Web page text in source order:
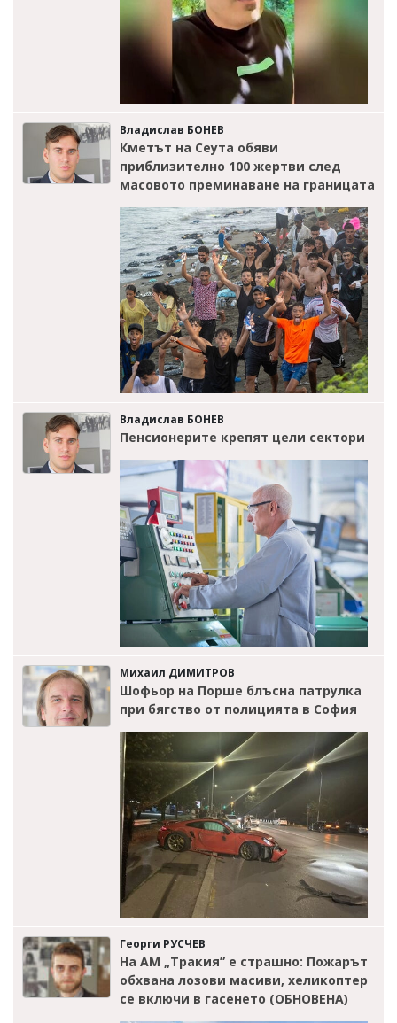
Владислав БОНЕВ
Кметът на Сеута обяви
приблизително 100 жертви след
масовото преминаване на границата
Владислав БОНЕВ
Пенсионерите крепят цели сектори
Михаил ДИМИТРОВ
Шофьор на Порше блъсна патрулка
при бягство от полицията в София
Георги РУСЧЕВ
На АМ „Тракия” е страшно: Пожарът
обхвана лозови масиви, хеликоптер
се включи в гасенето (ОБНОВЕНА)